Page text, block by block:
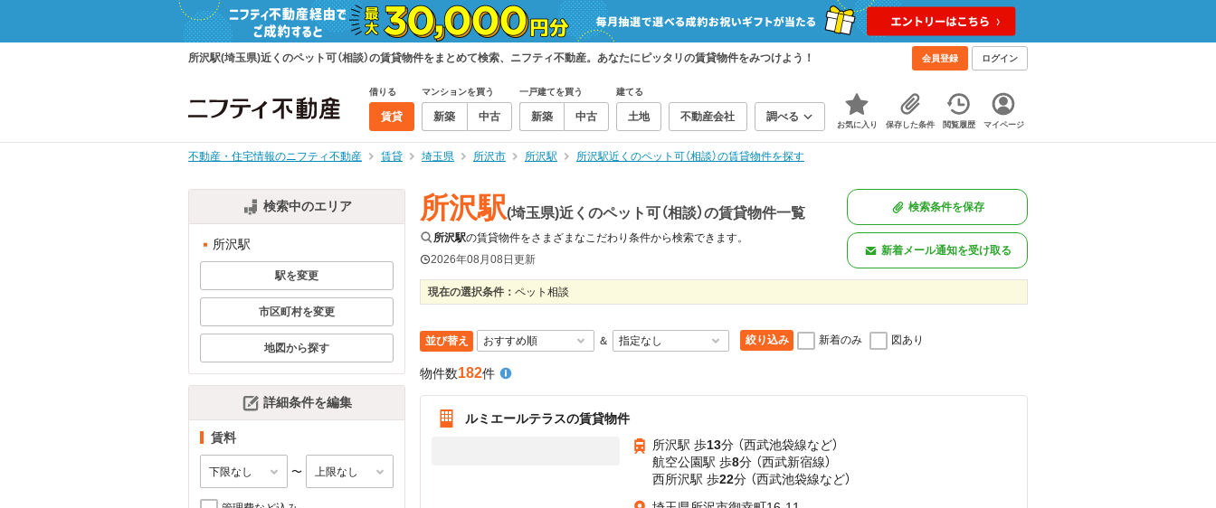
所沢駅(埼玉県)近くのペット可（相談）の賃貸物件をまとめて検索、ニフティ不動産。あなたにピッタリの賃貸物件をみつけよう！ 会員登録 ログイン
借りる
賃貸
マンションを買う
新築 中古
一戸建てを買う
新築 中古
建てる
土地 不動産会社 調べる
お気に入り 保存した条件 閲覧履歴 マイページ
不動産・住宅情報のニフティ不動産 賃貸 埼玉県 所沢市 所沢駅 所沢駅近くのペット可（相談）の賃貸物件を探す
検索中のエリア
所沢駅
駅を変更
市区町村を変更
地図から探す
詳細条件を編集
賃料
〜
所沢駅(埼玉県)近くのペット可（相談）の賃貸物件一覧
所沢駅の賃貸物件をさまざまなこだわり条件から検索できます。
2026年08月08日更新
検索条件を保存
新着メール通知を受け取る
現在の選択条件： ペット相談
並び替え ＆ 絞り込み 新着のみ 図あり
物件数182件
ルミエールテラスの賃貸物件
所沢駅 歩13分 （西武池袋線など）
航空公園駅 歩8分 （西武新宿線）
西所沢駅 歩22分 （西武池袋線など）